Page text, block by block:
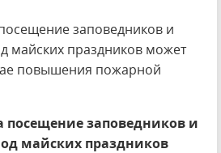
заповедников и
майских праздников может
повышения пожарной
посещение заповедников и
майских праздников